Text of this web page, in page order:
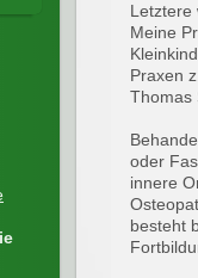
Letztere
Meine
Praxen
Thomas
oder
innere
besteht